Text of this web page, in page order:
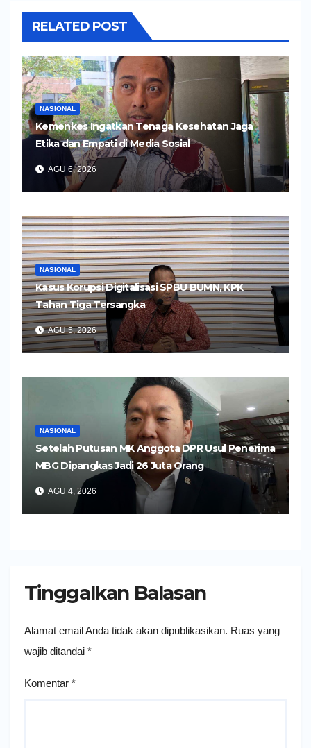
RELATED POST
NASIONAL
Kemenkes Ingatkan Tenaga Kesehatan Jaga
Etika dan Empati di Media Sosial
AGU 6, 2026
NASIONAL
Kasus Korupsi Digitalisasi SPBU BUMN, KPK
Tahan Tiga Tersangka
AGU 5, 2026
NASIONAL
Setelah Putusan MK Anggota DPR Usul Penerima
MBG Dipangkas Jadi 26 Juta Orang
AGU 4, 2026
Tinggalkan Balasan
Alamat email Anda tidak akan dipublikasikan. Ruas yang
wajib ditandai *
Komentar *